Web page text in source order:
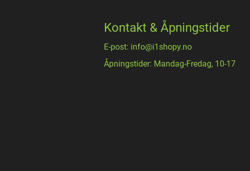
Kontakt & Åpningstider
E-post: info@i1shopy.no
Åpningstider: Mandag-Fredag, 10-17